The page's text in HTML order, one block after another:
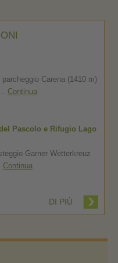
parcheggio Carena (1410 m)
Continua
Pascolo e Rifugio Lago
Garner Wetterkreuz
Continua
DI PIÙ